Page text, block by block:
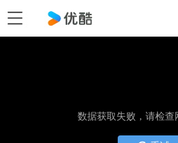
数据获取失败，请检查